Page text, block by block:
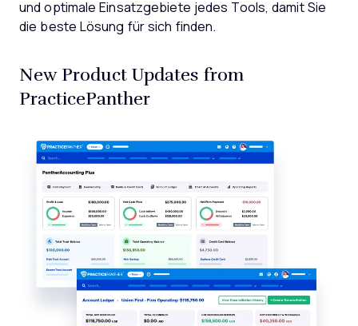
und optimale Einsatzgebiete jedes Tools, damit Sie
die beste Lösung für sich finden.
New Product Updates from
PracticePanther